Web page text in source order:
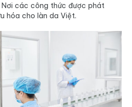
Nơi các công thức được phát
hóa cho làn da Việt.